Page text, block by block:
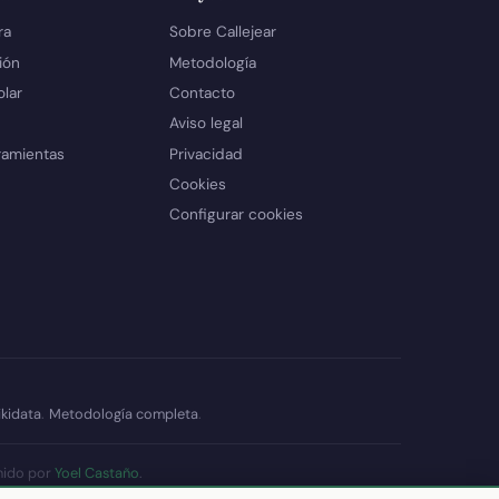
Sobre Callejear
Metodología
Contacto
Aviso legal
Privacidad
Cookies
Configurar cookies
. Metodología completa.
por Yoel Castaño.